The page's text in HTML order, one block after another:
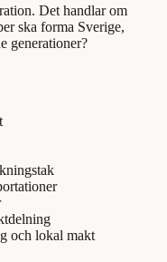
Det handlar om
ska forma Sverige,
generationer?
och lokal makt